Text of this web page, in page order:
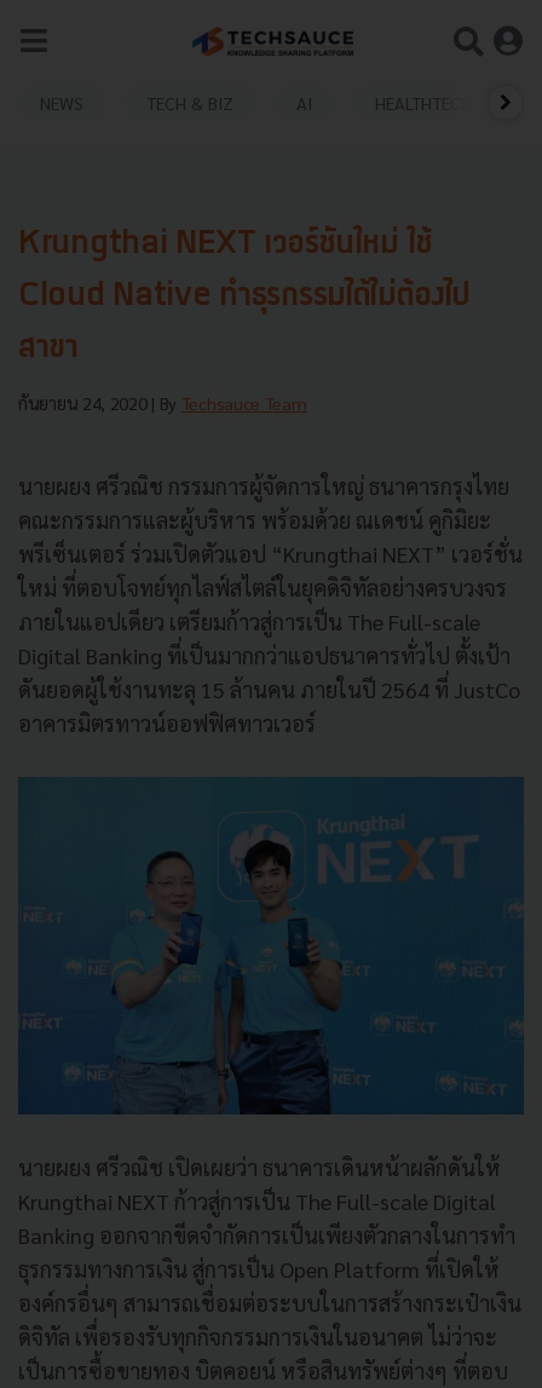
NEWS TECH & BIZ AI HEALTHTECH
Krungthai NEXT เวอร์ชันใหม่ ใช้
Cloud Native ทำธุรกรรมได้ไม่ต้องไป
สาขา
กันยายน 24, 2020 | By Techsauce Team
นายผยง ศรีวณิช กรรมการผู้จัดการใหญ่ ธนาคารกรุงไทย
คณะกรรมการและผู้บริหาร พร้อมด้วย ณเดชน์ คูกิมิยะ
พรีเซ็นเตอร์ ร่วมเปิดตัวแอป “Krungthai NEXT” เวอร์ชั่น
ใหม่ ที่ตอบโจทย์ทุกไลฟ์สไตล์ในยุคดิจิทัลอย่างครบวงจร
ภายในแอปเดียว เตรียมก้าวสู่การเป็น The Full-scale
Digital Banking ที่เป็นมากกว่าแอปธนาคารทั่วไป ตั้งเป้า
ดันยอดผู้ใช้งานทะลุ 15 ล้านคน ภายในปี 2564 ที่ JustCo
อาคารมิตรทาวน์ออฟฟิศทาวเวอร์
นายผยง ศรีวณิช เปิดเผยว่า ธนาคารเดินหน้าผลักดันให้
Krungthai NEXT ก้าวสู่การเป็น The Full-scale Digital
Banking ออกจากขีดจำกัดการเป็นเพียงตัวกลางในการทำ
ธุรกรรมทางการเงิน สู่การเป็น Open Platform ที่เปิดให้
องค์กรอื่นๆ สามารถเชื่อมต่อระบบในการสร้างกระเป๋าเงิน
ดิจิทัล เพื่อรองรับทุกกิจกรรมการเงินในอนาคต ไม่ว่าจะ
เป็นการซื้อขายทอง บิตคอยน์ หรือสินทรัพย์ต่างๆ ที่ตอบ